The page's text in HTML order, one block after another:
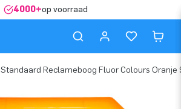
4000+op voorraad
Standaard Reclameboog Fluor Colours Oranje